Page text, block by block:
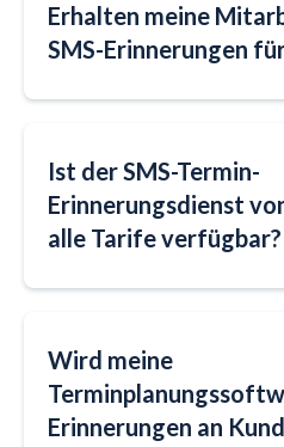
Erhalten meine
SMS-Erinnerungen
Ist der SMS-Termin-
Erinnerungsdienst
alle Tarife verfügbar?
Wird meine
Erinnerungen an